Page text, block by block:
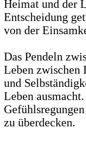
Heimat und der
Entscheidung
von der
Das Pendeln
Leben zwischen
und
Leben
zu überdecken.